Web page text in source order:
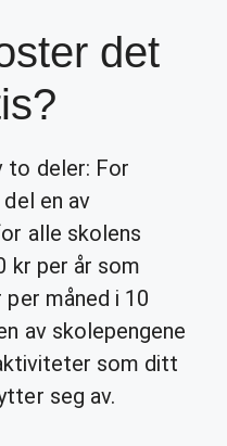
det
to deler: For
en av
alle skolens
kr per år som
måned i 10
av skolepengene
som ditt
seg av.